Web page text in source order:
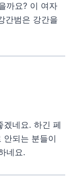
까요? 이 여자
간범은 강간을
겠네요. 하긴 페
안되는 분들이
네요.